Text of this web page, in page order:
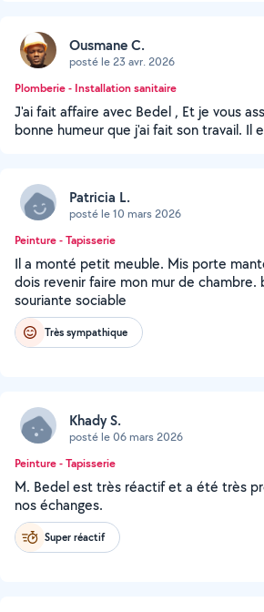
Ousmane C.
posté le 23 avr. 2026
Plomberie - Installation sanitaire
J'ai fait affaire avec Bedel , Et je vous
bonne humeur que j'ai fait son travail. Il
Patricia L.
posté le 10 mars 2026
Peinture - Tapisserie
Il a monté petit meuble. Mis porte
dois revenir faire mon mur de chambre.
souriante sociable
Très sympathique
Khady S.
posté le 06 mars 2026
Peinture - Tapisserie
M. Bedel est très réactif et a été très
nos échanges.
Super réactif